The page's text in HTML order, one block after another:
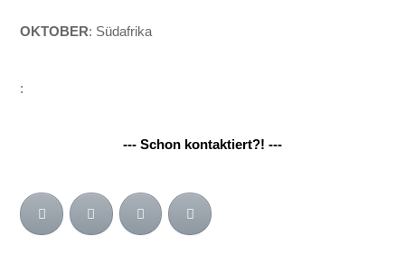
OKTOBER: Südafrika
:
--- Schon kontaktiert?! ---